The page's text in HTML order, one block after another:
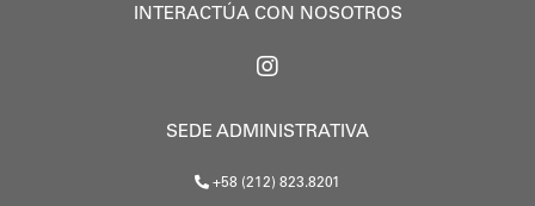
INTERACTÚA CON NOSOTROS
SEDE ADMINISTRATIVA
+58 (212) 823.8201